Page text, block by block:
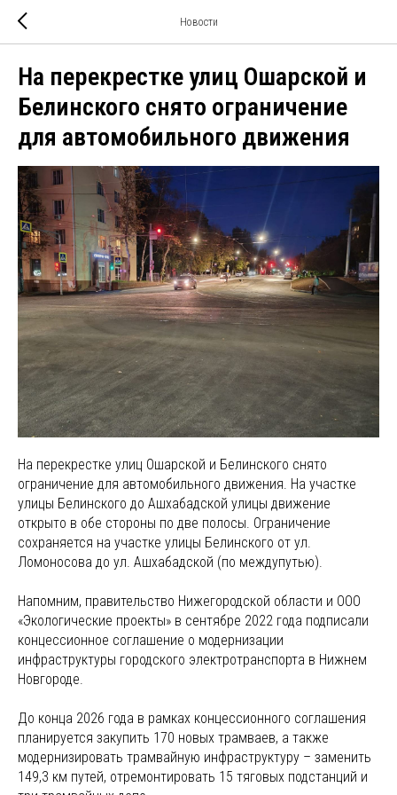
Новости
На перекрестке улиц Ошарской и
Белинского снято ограничение
для автомобильного движения
На перекрестке улиц Ошарской и Белинского снято
ограничение для автомобильного движения. На участке
улицы Белинского до Ашхабадской улицы движение
открыто в обе стороны по две полосы. Ограничение
сохраняется на участке улицы Белинского от ул.
Ломоносова до ул. Ашхабадской (по междупутью).
Напомним, правительство Нижегородской области и ООО
«Экологические проекты» в сентябре 2022 года подписали
концессионное соглашение о модернизации
инфраструктуры городского электротранспорта в Нижнем
Новгороде.
До конца 2026 года в рамках концессионного соглашения
планируется закупить 170 новых трамваев, а также
модернизировать трамвайную инфраструктуру – заменить
149,3 км путей, отремонтировать 15 тяговых подстанций и